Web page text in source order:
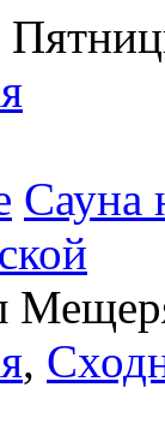
Сауна
,